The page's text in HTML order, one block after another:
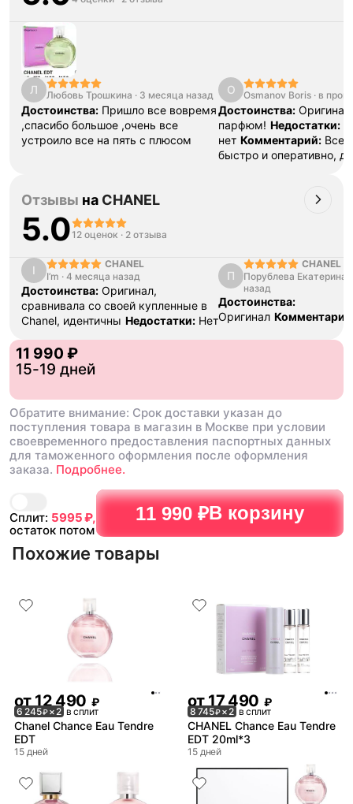
Сплит: 5995₽,
остаток потом
11 990 ₽В корзину
Л Любовь Трошкина · 3 месяца назад
Достоинства: Пришло все вовремя
,спасибо большое ,очень все
устроило все на пять с плюсом
O Osmanov Boris · в
Достоинства:
парфюм! Недостатки:
нет Комментарий: Все
быстро и оперативно,
вопросов, оригинал 100%
Отзывы на CHANEL
5.012 оценок · 2 отзыва
I
CHANEL
I’m · 4 месяца назад
Достоинства: Оригинал,
сравнивала со своей купленные в
Chanel, идентичны Недостатки: Нет
П
CHANEL
Порублева Екатерина
назад
Достоинства:
Оригинал
11 990 ₽
15-19 дней
Обратите внимание: Срок доставки указан до
поступления товара в магазин в Москве при условии
своевременного предоставления паспортных данных
для таможенного оформления после оформления
заказа. Подробнее.
Похожие товары
от 12 490 ₽
6 245₽× 2 в сплит
Chanel Chance Eau Tendre
EDT
15 дней
от 17 490 ₽
8 745₽× 2 в сплит
CHANEL Chance Eau Tendre
EDT 20ml*3
15 дней